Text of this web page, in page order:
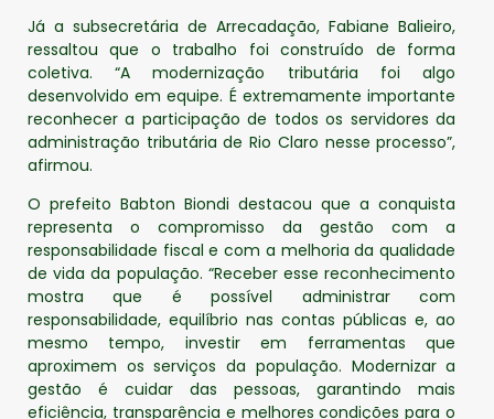
Já a subsecretária de Arrecadação, Fabiane Balieiro,
ressaltou que o trabalho foi construído de forma
coletiva. “A modernização tributária foi algo
desenvolvido em equipe. É extremamente importante
reconhecer a participação de todos os servidores da
administração tributária de Rio Claro nesse processo”,
afirmou.
O prefeito Babton Biondi destacou que a conquista
representa o compromisso da gestão com a
responsabilidade fiscal e com a melhoria da qualidade
de vida da população. “Receber esse reconhecimento
mostra que é possível administrar com
responsabilidade, equilíbrio nas contas públicas e, ao
mesmo tempo, investir em ferramentas que
aproximem os serviços da população. Modernizar a
gestão é cuidar das pessoas, garantindo mais
eficiência, transparência e melhores condições para o